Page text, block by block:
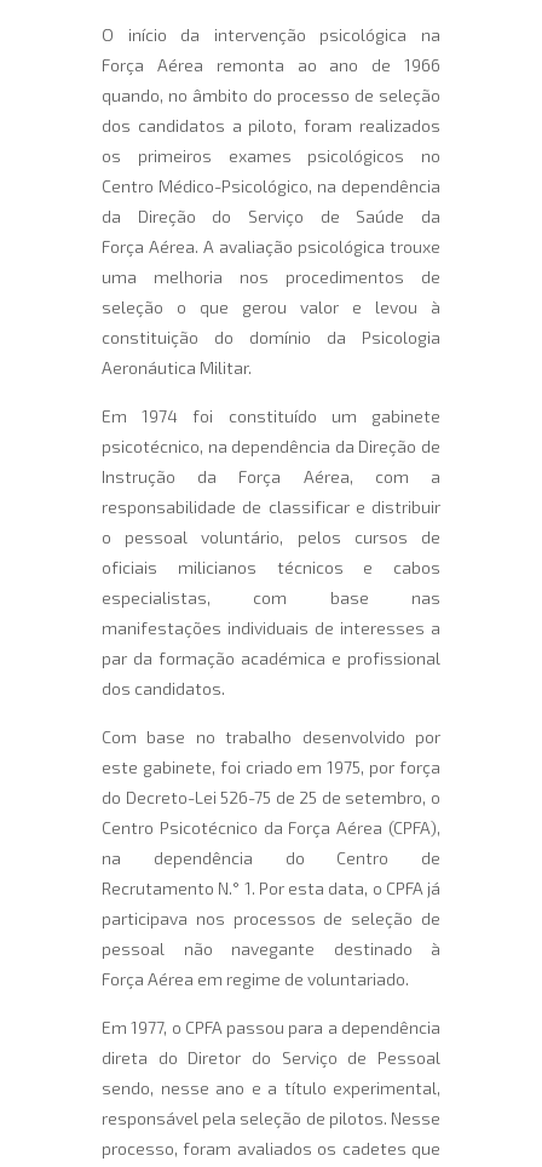
O início da intervenção psicológica na
Força Aérea remonta ao ano de 1966
quando, no âmbito do processo de seleção
dos candidatos a piloto, foram realizados
os primeiros exames psicológicos no
Centro Médico-Psicológico, na dependência
da Direção do Serviço de Saúde da
Força Aérea. A avaliação psicológica trouxe
uma melhoria nos procedimentos de
seleção o que gerou valor e levou à
constituição do domínio da Psicologia
Aeronáutica Militar.
Em 1974 foi constituído um gabinete
psicotécnico, na dependência da Direção de
Instrução da Força Aérea, com a
responsabilidade de classificar e distribuir
o pessoal voluntário, pelos cursos de
oficiais milicianos técnicos e cabos
especialistas, com base nas
manifestações individuais de interesses a
par da formação académica e profissional
dos candidatos.
Com base no trabalho desenvolvido por
este gabinete, foi criado em 1975, por força
do Decreto-Lei 526-75 de 25 de setembro, o
Centro Psicotécnico da Força Aérea (CPFA),
na dependência do Centro de
Recrutamento N.° 1. Por esta data, o CPFA já
participava nos processos de seleção de
pessoal não navegante destinado à
Força Aérea em regime de voluntariado.
Em 1977, o CPFA passou para a dependência
direta do Diretor do Serviço de Pessoal
sendo, nesse ano e a título experimental,
responsável pela seleção de pilotos. Nesse
processo, foram avaliados os cadetes que